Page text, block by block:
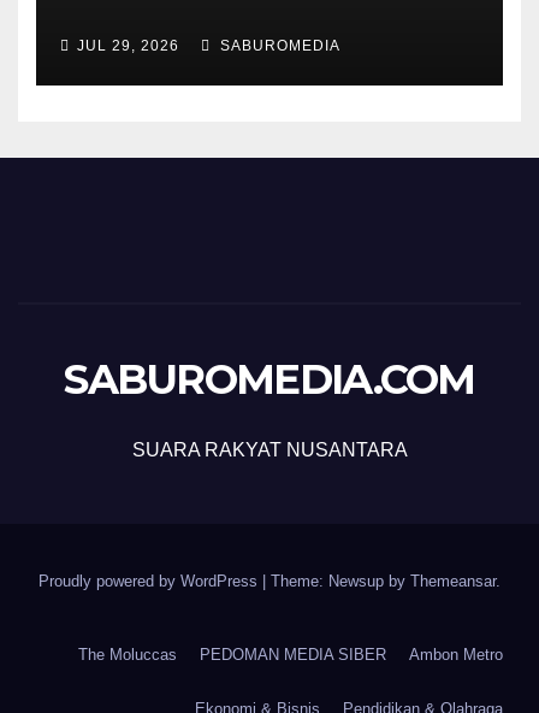
JUL 29, 2026 SABUROMEDIA
SABUROMEDIA.COM
SUARA RAKYAT NUSANTARA
Proudly powered by WordPress Theme: Newsup by Themeansar.
The Moluccas PEDOMAN MEDIA SIBER Ambon Metro
Ekonomi & Bisnis Pendidikan & Olahraga